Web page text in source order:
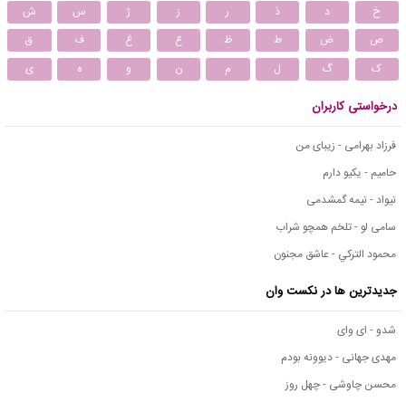
خ
د ذ ر ز ژ س
ش
ص
ض ط ظ ع غ ف
ق
ک
گ ل م ن و ه ی
درخواستی کاربران
فرزاد بهرامی - زیبای من
حامیم - یکیو دارم
نیواد - نیمه گمشدمی
سامی لو - تلخم همچو شراب
محمود التركي - عاشق مجنون
جدیدترین ها در نکست وان
شدو - ای وای
مهدی جهانی - دیوونه بودم
محسن چاوشی - چهل روز